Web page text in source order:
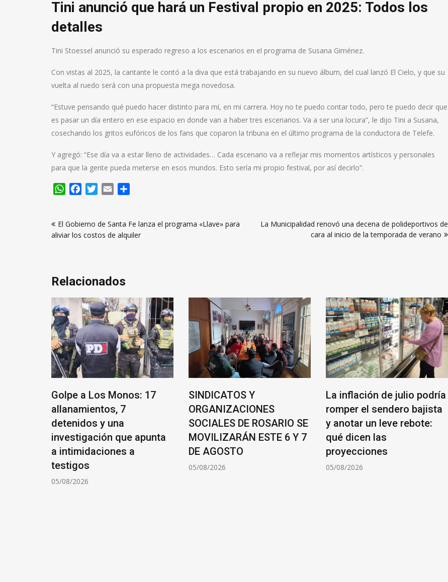
Tini anunció que hará un Festival propio en 2025: Todos los
detalles
Tini Stoessel anunció su esperado regreso a los escenarios en el programa de Susana Giménez.
Con vistas al 2025, la cantante le contó a la diva que está trabajando en su nuevo álbum, del cual lanzó El Cielo, y que su
vuelta al ruedo será con una propuesta mega novedosa.
“Estuve pensando qué puedo hacer distinto para mí, en mi carrera. Hoy no te puedo contar todo, pero te puedo decir que
es pasar un día entero en ese espacio en donde van a haber tres escenarios. Va a ser una locura”, le dijo Tini a Susana,
cosechando los gritos eufóricos de los fans que coparon la tribuna en el último programa de la conductora de Telefe.
Y agregó: “Ese día va a estar lleno de actividades… Cada escenario va a reflejar mis momentos artísticos y personales
para que la gente pueda meterse en esos mundos. Esto sería mi propio festival, por así decirlo”.
WhatsApp
FacebookTwitter
Email
deEl Gobierno de Santa Fe lanza el programa «Llave» para
aliviar los costos de alquiler
La Municipalidad renovó una decena de polideportivos de
cara al inicio de la temporada de verano
Relacionados
Golpe a Los Monos: 17
allanamientos, 7
detenidos y una
investigación que apunta
a intimidaciones a
testigos
05/08/2026
SINDICATOS Y
ORGANIZACIONES
SOCIALES DE ROSARIO SE
MOVILIZARÁN ESTE 6 Y 7
DE AGOSTO
05/08/2026
La inflación de julio podría
romper el sendero bajista
y anotar un leve rebote:
qué dicen las
proyecciones
05/08/2026